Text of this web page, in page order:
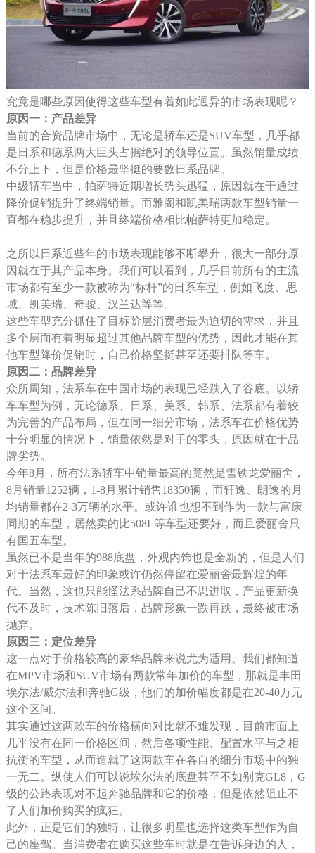
究竟是哪些原因使得这些车型有着如此迥异的市场表现呢？
原因一：产品差异
当前的合资品牌市场中，无论是轿车还是SUV车型，几乎都
是日系和德系两大巨头占据绝对的领导位置。虽然销量成绩
不分上下，但是价格最坚挺的要数日系品牌。
中级轿车当中，帕萨特近期增长势头迅猛，原因就在于通过
降价促销提升了终端销量。而雅阁和凯美瑞两款车型销量一
直都在稳步提升，并且终端价格相比帕萨特更加稳定。
之所以日系近些年的市场表现能够不断攀升，很大一部分原
因就在于其产品本身。我们可以看到，几乎目前所有的主流
市场都有至少一款被称为“标杆”的日系车型，例如飞度、思
域、凯美瑞、奇骏、汉兰达等等。
这些车型充分抓住了目标阶层消费者最为迫切的需求，并且
多个层面有着明显超过其他品牌车型的优势，因此才能在其
他车型降价促销时，自己价格坚挺甚至还要排队等车。
原因二：品牌差异
众所周知，法系车在中国市场的表现已经跌入了谷底。以轿
车车型为例，无论德系、日系、美系、韩系、法系都有着较
为完善的产品布局，但在同一细分市场，法系车在价格优势
十分明显的情况下，销量依然是对手的零头，原因就在于品
牌劣势。
今年8月，所有法系轿车中销量最高的竟然是雪铁龙爱丽舍，
8月销量1252辆，1-8月累计销售18350辆，而轩逸、朗逸的月
均销量都在2-3万辆的水平。或许谁也想不到作为一款与富康
同期的车型，居然卖的比508L等车型还要好，而且爱丽舍只
有国五车型。
虽然已不是当年的988底盘，外观内饰也是全新的，但是人们
对于法系车最好的印象或许仍然停留在爱丽舍最辉煌的年
代。当然，这也只能怪法系品牌自己不思进取，产品更新换
代不及时，技术陈旧落后，品牌形象一跌再跌，最终被市场
抛弃。
原因三：定位差异
这一点对于价格较高的豪华品牌来说尤为适用。我们都知道
在MPV市场和SUV市场有两款常年加价的车型，那就是丰田
埃尔法/威尔法和奔驰G级，他们的加价幅度都是在20-40万元
这个区间。
其实通过这两款车的价格横向对比就不难发现，目前市面上
几乎没有在同一价格区间，然后各项性能、配置水平与之相
抗衡的车型，从而造就了这两款车在各自的细分市场中的独
一无二。纵使人们可以说埃尔法的底盘甚至不如别克GL8，G
级的公路表现对不起奔驰品牌和它的价格，但是依然阻止不
了人们加价购买的疯狂。
此外，正是它们的独特，让很多明星也选择这类车型作为自
己的座驾。当消费者在购买这些车时就是在告诉身边的人，